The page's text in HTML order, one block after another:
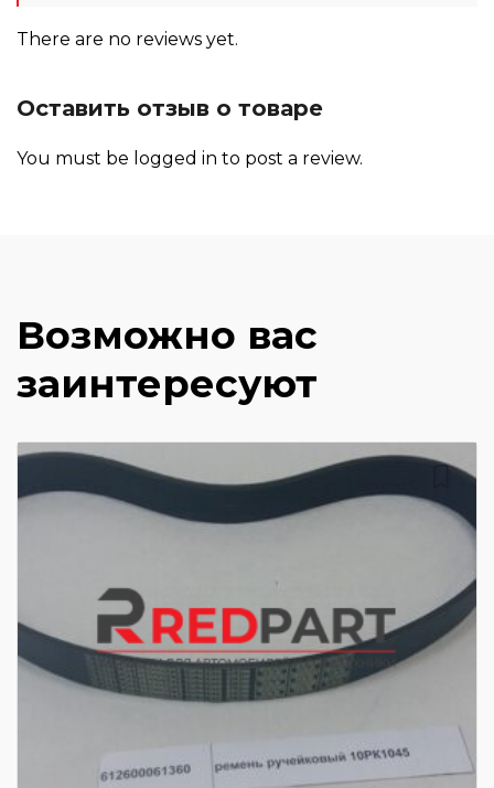
There are no reviews yet.
Оставить отзыв о товаре
You must be logged in to post a review.
Возможно вас
заинтересуют